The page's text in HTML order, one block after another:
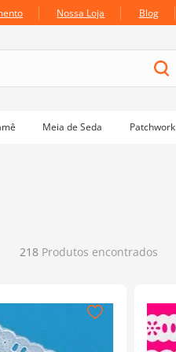
Nossa Loja Blog
Meia de Seda Patchwork
218 Produtos